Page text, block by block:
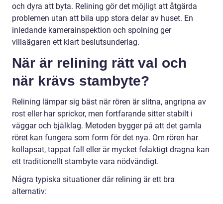
och dyra att byta. Relining gör det möjligt att åtgärda
problemen utan att bila upp stora delar av huset. En
inledande kamerainspektion och spolning ger
villaägaren ett klart beslutsunderlag.
När är relining rätt val och
när krävs stambyte?
Relining lämpar sig bäst när rören är slitna, angripna av
rost eller har sprickor, men fortfarande sitter stabilt i
väggar och bjälklag. Metoden bygger på att det gamla
röret kan fungera som form för det nya. Om rören har
kollapsat, tappat fall eller är mycket felaktigt dragna kan
ett traditionellt stambyte vara nödvändigt.
Några typiska situationer där relining är ett bra
alternativ: